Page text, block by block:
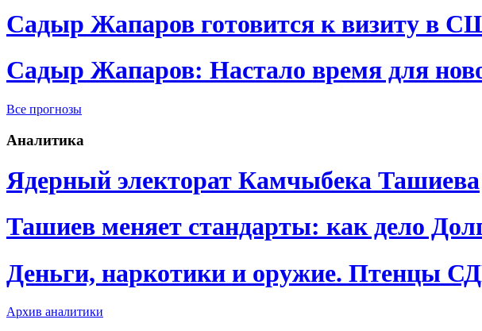
Садыр Жапаров готовится к визиту в
Садыр Жапаров: Настало время для
Все прогнозы
Аналитика
Ядерный электорат Камчыбека Ташиева
Ташиев меняет стандарты: как дело
Деньги, наркотики и оружие. Птенцы
Архив аналитики